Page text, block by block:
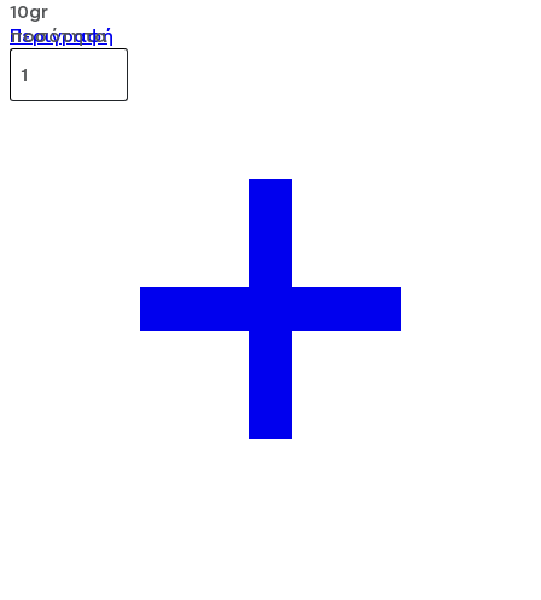
10gr
ποσότητα
Περιγραφή